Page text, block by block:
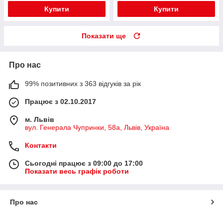
Купити Купити
Показати ще
Про нас
99% позитивних з 363 відгуків за рік
Працює з 02.10.2017
м. Львів
вул. Генерала Чупринки, 58а, Львів, Україна
Контакти
Сьогодні працює з 09:00 до 17:00
Показати весь графік роботи
Про нас